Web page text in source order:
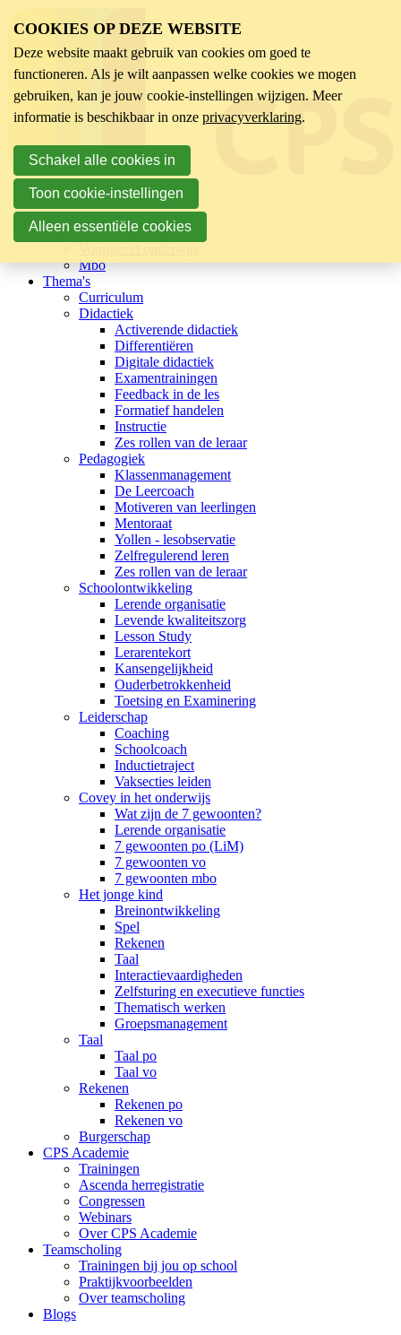
Sector
Kinderopvang
Basisonderwijs
Mbo
Thema's
Curriculum
Didactiek
Activerende didactiek
Differentiëren
Digitale didactiek
Examentrainingen
Feedback in de les
Formatief handelen
Instructie
Zes rollen van de leraar
Pedagogiek
Klassenmanagement
De Leercoach
Motiveren van leerlingen
Mentoraat
Yollen - lesobservatie
Zelfregulerend leren
Zes rollen van de leraar
Schoolontwikkeling
Lerende organisatie
Levende kwaliteitszorg
Lesson Study
Lerarentekort
Kansengelijkheid
Ouderbetrokkenheid
Toetsing en Examinering
Leiderschap
Coaching
Schoolcoach
Inductietraject
Vaksecties leiden
Covey in het onderwijs
Wat zijn de 7 gewoonten?
Lerende organisatie
7 gewoonten po (LiM)
7 gewoonten vo
7 gewoonten mbo
Het jonge kind
Breinontwikkeling
Spel
Rekenen
Taal
Interactievaardigheden
Zelfsturing en executieve functies
Thematisch werken
Groepsmanagement
Taal
Taal po
Taal vo
Rekenen
Rekenen po
Rekenen vo
Burgerschap
CPS Academie
Trainingen
Ascenda herregistratie
Congressen
Webinars
Over CPS Academie
Teamscholing
Trainingen bij jou op school
Praktijkvoorbeelden
Over teamscholing
Blogs
COOKIES OP DEZE WEBSITE
Deze website maakt gebruik van cookies om goed te
functioneren. Als je wilt aanpassen welke cookies we mogen
gebruiken, kan je jouw cookie-instellingen wijzigen. Meer
informatie is beschikbaar in onze privacyverklaring.
Schakel alle cookies in
Toon cookie-instellingen
Alleen essentiële cookies